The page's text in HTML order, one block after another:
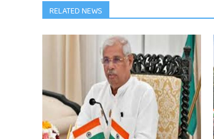
RELATED NEWS